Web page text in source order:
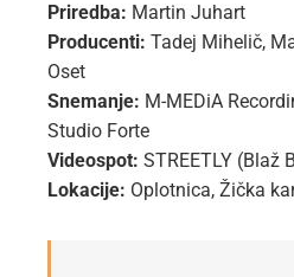
Priredba: Martin Juhart
Producenti: Tadej Mihelič,
Oset
Snemanje: M-MEDiA
Studio Forte
Videospot: STREETLY (Blaž
Lokacije: Oplotnica, Žička